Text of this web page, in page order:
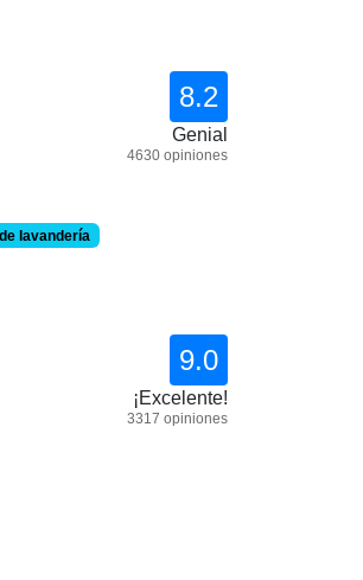
lavandería
8.2
Genial
4630 opiniones
9.0
¡Excelente!
3317 opiniones